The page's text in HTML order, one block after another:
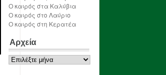
Ο καιρός στα Καλύβια
Ο καιρός στο Λαύριο
Ο καιρός στη Κερατέα
Αρχεία
Αρχεία